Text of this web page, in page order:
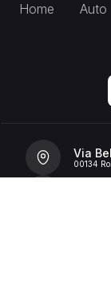
Home Auto
Via
00134